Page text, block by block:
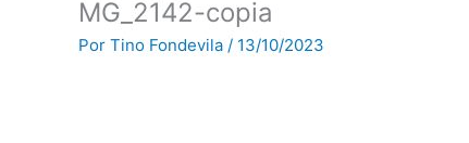
MG_2142-copia
Por Tino Fondevila / 13/10/2023